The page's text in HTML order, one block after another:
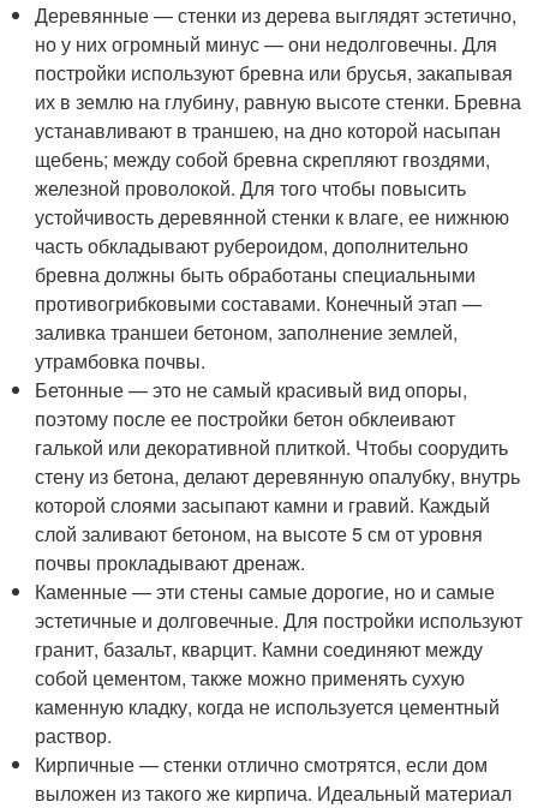
Деревянные — стенки из дерева выглядят эстетично,
но у них огромный минус — они недолговечны. Для
постройки используют бревна или брусья, закапывая
их в землю на глубину, равную высоте стенки. Бревна
устанавливают в траншею, на дно которой насыпан
щебень; между собой бревна скрепляют гвоздями,
железной проволокой. Для того чтобы повысить
устойчивость деревянной стенки к влаге, ее нижнюю
часть обкладывают рубероидом, дополнительно
бревна должны быть обработаны специальными
противогрибковыми составами. Конечный этап —
заливка траншеи бетоном, заполнение землей,
утрамбовка почвы.
Бетонные — это не самый красивый вид опоры,
поэтому после ее постройки бетон обклеивают
галькой или декоративной плиткой. Чтобы соорудить
стену из бетона, делают деревянную опалубку, внутрь
которой слоями засыпают камни и гравий. Каждый
слой заливают бетоном, на высоте 5 см от уровня
почвы прокладывают дренаж.
Каменные — эти стены самые дорогие, но и самые
эстетичные и долговечные. Для постройки используют
гранит, базальт, кварцит. Камни соединяют между
собой цементом, также можно применять сухую
каменную кладку, когда не используется цементный
раствор.
Кирпичные — стенки отлично смотрятся, если дом
выложен из такого же кирпича. Идеальный материал